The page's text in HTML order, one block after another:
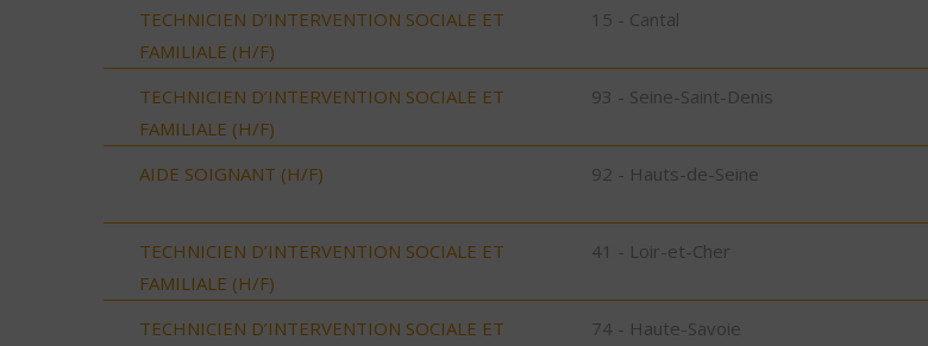
TECHNICIEN D’INTERVENTION SOCIALE ET
FAMILIALE (H/F)
15 - Cantal
TECHNICIEN D’INTERVENTION SOCIALE ET
FAMILIALE (H/F)
93 - Seine-Saint-Denis
AIDE SOIGNANT (H/F) 92 - Hauts-de-Seine
TECHNICIEN D’INTERVENTION SOCIALE ET
FAMILIALE (H/F)
41 - Loir-et-Cher
TECHNICIEN D’INTERVENTION SOCIALE ET
74 - Haute-Savoie